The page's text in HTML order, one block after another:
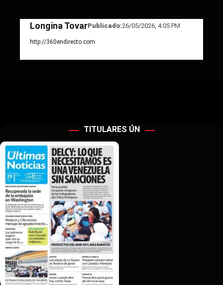
Longina TovarPublicado:26/05/2026, 4:05 PM
http://360endirecto.com
TITULARES ÚN